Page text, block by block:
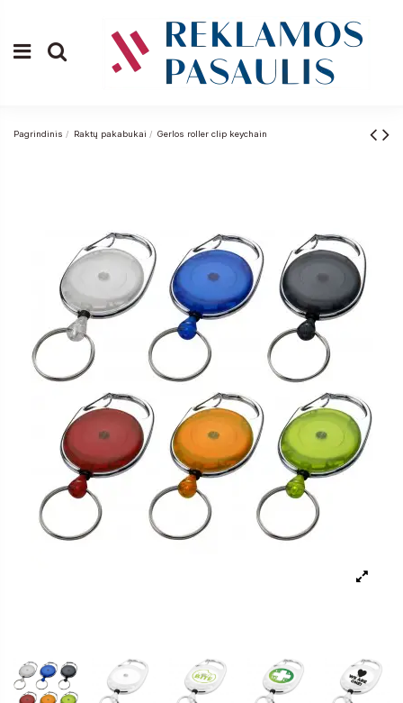
Pagrindinis Raktų pakabukai Gerlos roller clip keychain